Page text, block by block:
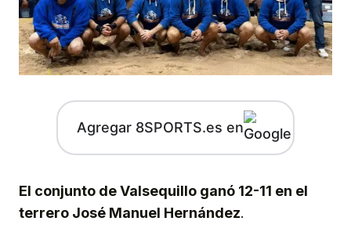
Agregar 8SPORTS.es en
El conjunto de Valsequillo ganó 12-11 en el
terrero José Manuel Hernández.